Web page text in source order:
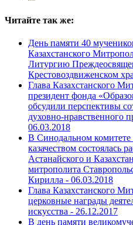
Читайте так же:
День памяти 40
Казахстанского
Литургию
Крестовоздвиженском
Глава Казахстанского
президент фонда
обсудили перспективы
духовно-нравственного
06.03.2018
В Синодальном
казачеством состоялась
Астанайского и
митрополита
Кирилла - 06.03.2018
Глава Казахстанского
церковные награды
искусства - 26.12.2017
В день памяти